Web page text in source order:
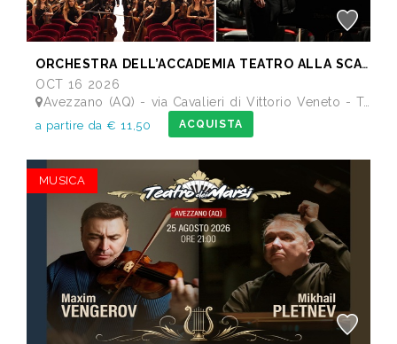
ORCHESTRA DELL’ACCADEMIA TEATRO ALLA SCALA di Milano
OCT 16 2026
Avezzano (AQ) - via Cavalieri di Vittorio Veneto - Teatro dei Marsi
a partire da € 11,50 ACQUISTA
MUSICA